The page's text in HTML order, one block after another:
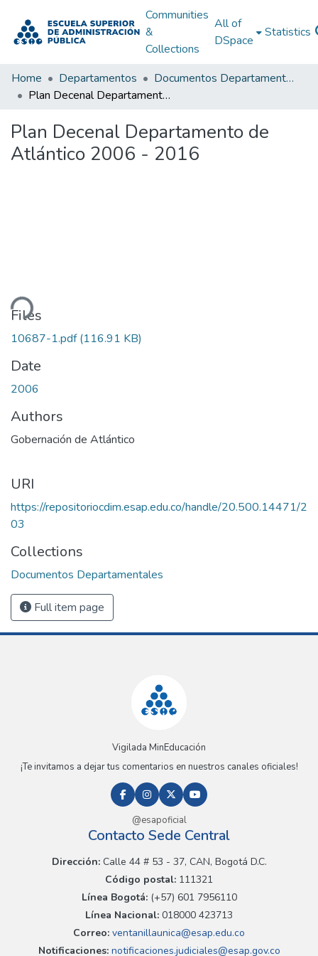
Communities
&
Collections
All of
DSpace
Statistics
Home Departamentos
Documentos Departamentales
Plan Decenal Departamento de Atlántico 2006 - 2016
Plan Decenal Departamento de
Atlántico 2006 - 2016
Files
10687-1.pdf(116.91 KB)
Date
2006
Authors
Gobernación de Atlántico
URI
https://repositoriocdim.esap.edu.co/handle/20.500.14471/2
03
Collections
Documentos Departamentales
Full item page
Vigilada MinEducación
¡Te invitamos a dejar tus comentarios en nuestros canales oficiales!
@esapoficial
Contacto Sede Central
Dirección:Calle 44 # 53 - 37, CAN, Bogotá D.C.
Código postal: 111321
Línea Bogotá:(+57) 601 7956110
Línea Nacional: 018000 423713
Correo: ventanillaunica@esap.edu.co
Notificaciones:notificaciones.judiciales@esap.gov.co